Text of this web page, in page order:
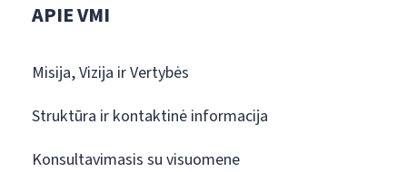
APIE VMI
Misija, Vizija ir Vertybės
Struktūra ir kontaktinė informacija
Konsultavimasis su visuomene